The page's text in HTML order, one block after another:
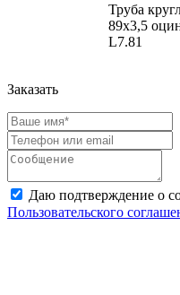
Труба
89х3,5
L7.81
Заказать
Даю подтверждение о
Пользовательского